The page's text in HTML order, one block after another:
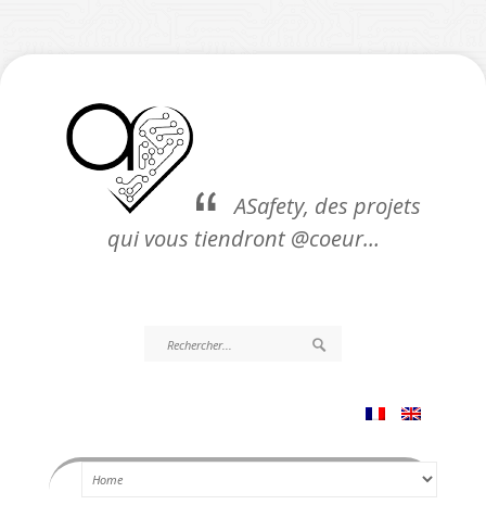
ASafety, des projets
qui vous tiendront @coeur…